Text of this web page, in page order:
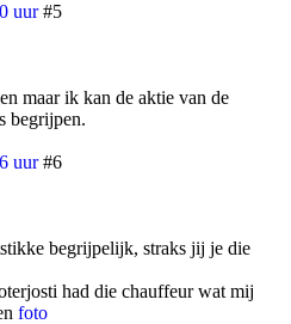
uur #5
maar ik kan de aktie van de
begrijpen.
uur #6
begrijpelijk, straks jij je die
had die chauffeur wat mij
foto